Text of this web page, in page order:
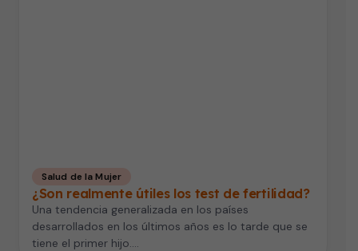
Salud de la Mujer
¿Son realmente útiles los test de fertilidad?
Una tendencia generalizada en los países
desarrollados en los últimos años es lo tarde que se
tiene el primer hijo.…